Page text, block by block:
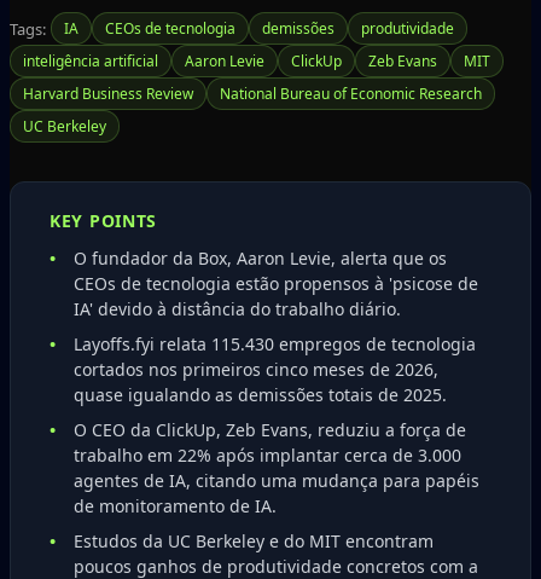
Tags: IA CEOs de tecnologia demissões
produtividade
inteligência artificial
Aaron Levie ClickUp Zeb Evans
MIT
Harvard Business Review
National Bureau of Economic Research
UC Berkeley
KEY POINTS
O fundador da Box, Aaron Levie, alerta que os
CEOs de tecnologia estão propensos à 'psicose de
IA' devido à distância do trabalho diário.
Layoffs.fyi relata 115.430 empregos de tecnologia
cortados nos primeiros cinco meses de 2026,
quase igualando as demissões totais de 2025.
O CEO da ClickUp, Zeb Evans, reduziu a força de
trabalho em 22% após implantar cerca de 3.000
agentes de IA, citando uma mudança para papéis
de monitoramento de IA.
Estudos da UC Berkeley e do MIT encontram
poucos ganhos de produtividade concretos com a